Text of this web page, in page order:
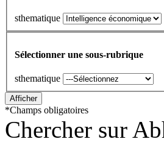
sthematique
Sélectionner une sous-rubrique
sthematique
*Champs obligatoires
Chercher sur